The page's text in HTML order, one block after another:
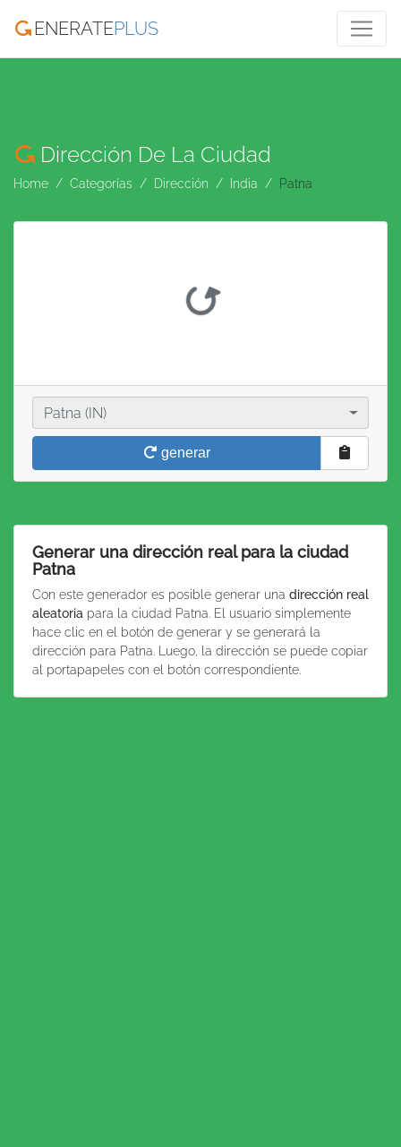
ENERATEPLUS
Dirección De La Ciudad
Home Categorías Dirección India Patna
Ciudad
Patna (IN)
generar
Generar una dirección real para la ciudad
Patna
Con este generador es posible generar una dirección real
aleatoria para la ciudad Patna. El usuario simplemente
hace clic en el botón de generar y se generará la
dirección para Patna. Luego, la dirección se puede copiar
al portapapeles con el botón correspondiente.